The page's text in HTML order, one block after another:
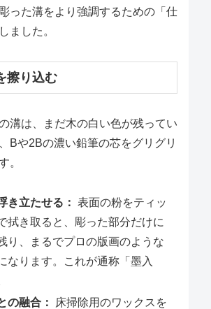
った溝をより強調するための「仕
ました。
擦り込む
溝は、まだ木の白い色が残ってい
Bや2Bの濃い鉛筆の芯をグリグリ
。
き立たせる： 表面の粉をティッ
拭き取ると、彫った部分だけに
り、まるでプロの版画のような
なります。これが通称「墨入
の融合：
床掃除用のワックスを